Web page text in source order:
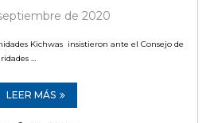
de 2020
Kichwas insistieron ante el Consejo de
…
LEER MÁS